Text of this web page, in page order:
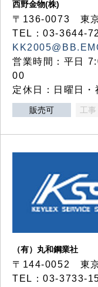
西野金物(株)
〒136-0073 東
TEL：
営業時間：平日
00
定休日：日曜日・
販売可 工
（有）丸和鋼業社
〒144-0052 東
TEL：03-3733-